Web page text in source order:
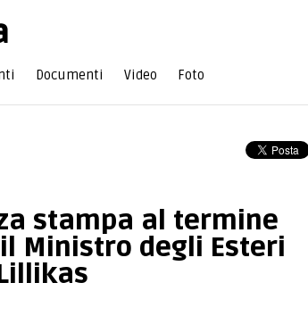
Documenti Video Foto
stampa al termine
Ministro degli Esteri